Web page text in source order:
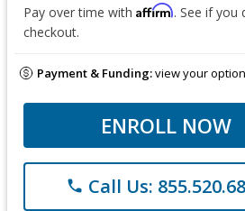
Pay over time with Affirm. See if you
checkout.
Payment & Funding:view your
ENROLL NOW
phone Call Us: